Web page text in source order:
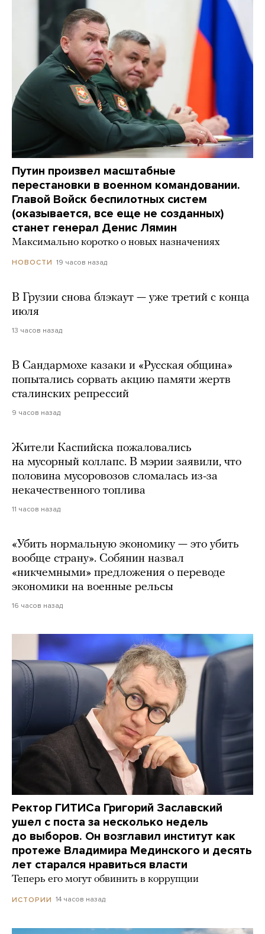
Путин произвел масштабные
перестановки в военном командовании.
Главой Войск беспилотных систем
(оказывается, все еще не созданных)
станет генерал Денис Лямин
Максимально коротко о новых назначениях
НОВОСТИ 19 часов назад
В Грузии снова блэкаут — уже третий с конца
июля
13 часов назад
В Сандармохе казаки и «Русская община»
попытались сорвать акцию памяти жертв
сталинских репрессий
9 часов назад
Жители Каспийска пожаловались
на мусорный коллапс. В мэрии заявили, что
половина мусоровозов сломалась из-за
некачественного топлива
11 часов назад
«Убить нормальную экономику — это убить
вообще страну». Собянин назвал
«никчемными» предложения о переводе
экономики на военные рельсы
16 часов назад
Ректор ГИТИСа Григорий Заславский
ушел с поста за несколько недель
до выборов. Он возглавил институт как
протеже Владимира Мединского и десять
лет старался нравиться власти
Теперь его могут обвинить в коррупции
ИСТОРИИ 14 часов назад